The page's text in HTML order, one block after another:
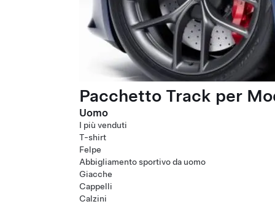
Pacchetto Track per
Uomo
I più venduti
T-shirt
Felpe
Abbigliamento sportivo da uomo
Giacche
Cappelli
Calzini